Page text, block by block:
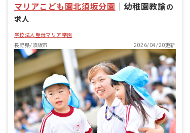
マリアこども園北須坂分園 ｜幼稚園教諭の
求人
学校法人聖母マリア学園
長野県/須坂市
2026/04/20更新